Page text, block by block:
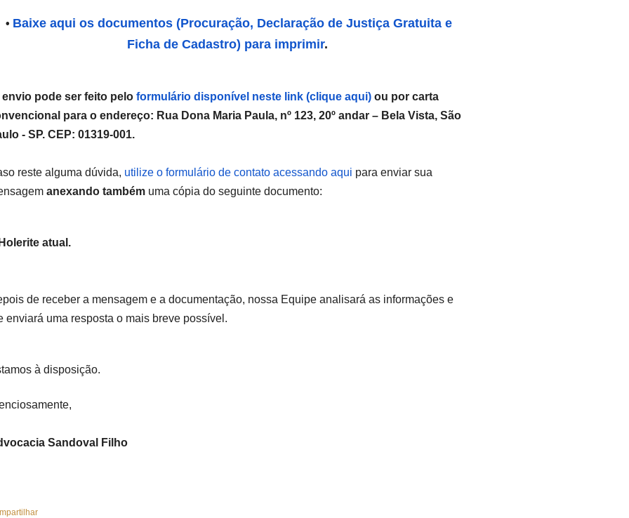
• Baixe aqui os documentos (Procuração, Declaração de Justiça Gratuita e
Ficha de Cadastro) para imprimir.
pode ser feito pelo formulário disponível neste link (clique aqui) ou por carta
para o endereço: Rua Dona Maria Paula, nº 123, 20º andar – Bela Vista, São
- SP. CEP: 01319-001.
reste alguma dúvida, utilize o formulário de contato acessando aqui para enviar sua
anexando também uma cópia do seguinte documento:
atual.
de receber a mensagem e a documentação, nossa Equipe analisará as informações e
enviará uma resposta o mais breve possível.
à disposição.
Sandoval Filho